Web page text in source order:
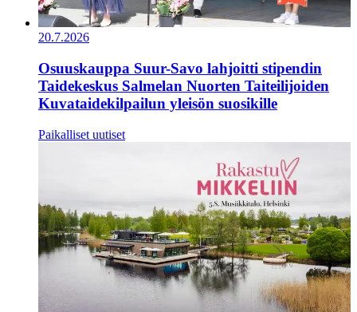
20.7.2026
Osuuskauppa Suur-Savo lahjoitti stipendin
Taidekeskus Salmelan Nuorten Taiteilijoiden
Kuvataidekilpailun yleisön suosikille
Paikalliset uutiset